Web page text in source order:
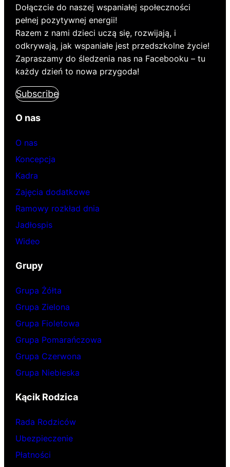
Dołączcie do naszej wspaniałej społeczności
pełnej pozytywnej energii!
Razem z nami dzieci uczą się, rozwijają, i
odkrywają, jak wspaniałe jest przedszkolne życie!
Zapraszamy do śledzenia nas na Facebooku – tu
każdy dzień to nowa przygoda!
Subscribe
O nas
O nas
Koncepcja
Kadra
Zajęcia dodatkowe
Ramowy rozkład dnia
Jadłospis
Wideo
Grupy
Grupa Żółta
Grupa Zielona
Grupa Fioletowa
Grupa Pomarańczowa
Grupa Czerwona
Grupa Niebieska
Kącik Rodzica
Rada Rodziców
Ubezpieczenie
Płatności